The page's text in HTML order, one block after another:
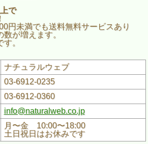
で
未満でも送料無料サービスあり
数が増えます。
。
ナチュラルウェブ
03-6912-0235
03-6912-0360
info@naturalweb.co.jp
月〜金 10:00〜18:00
土日祝日はお休みです